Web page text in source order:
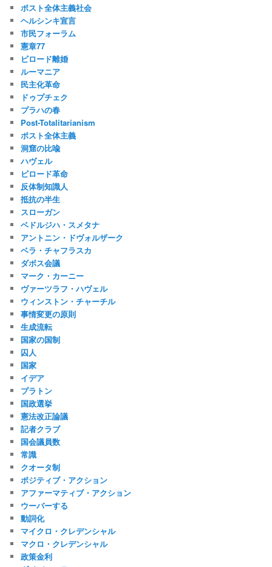
ポスト全体主義社会
ヘルシンキ宣言
市民フォーラム
憲章77
ビロード離婚
ルーマニア
民主化革命
ドゥプチェク
プラハの春
Post-Totalitarianism
ポスト全体主義
洞窟の比喩
ハヴェル
ビロード革命
反体制知識人
抵抗の半生
スローガン
ベドルジハ・スメタナ
アントニン・ドヴォルザーク
ベラ・チャフラスカ
ダボス会議
マーク・カーニー
ヴァーツラフ・ハヴェル
ウィンストン・チャーチル
事情変更の原則
生成流転
国家の国制
囚人
国家
イデア
プラトン
国政選挙
憲法改正論議
記者クラブ
国会議員数
常識
クオータ制
ポジティブ・アクション
アファーマティブ・アクション
ウーバーする
動詞化
マイクロ・クレデンシャル
マクロ・クレデンシャル
政策金利